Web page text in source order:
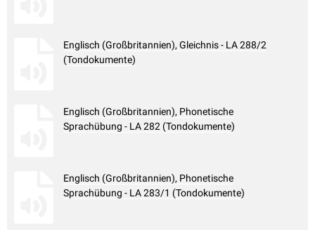
Englisch (Großbritannien), Gleichnis - LA 288/2
(Tondokumente)
Englisch (Großbritannien), Phonetische
Sprachübung - LA 282 (Tondokumente)
Englisch (Großbritannien), Phonetische
Sprachübung - LA 283/1 (Tondokumente)